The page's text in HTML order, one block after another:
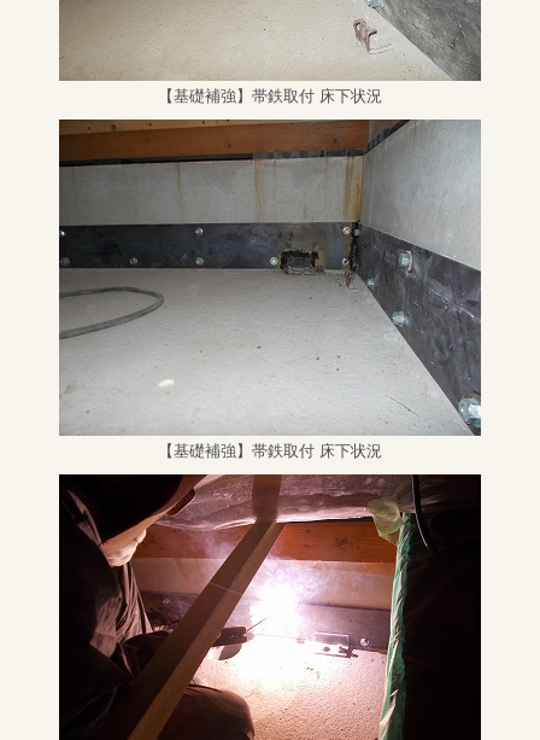
【基礎補強】帯鉄取付 床下状況
【基礎補強】帯鉄取付 床下状況